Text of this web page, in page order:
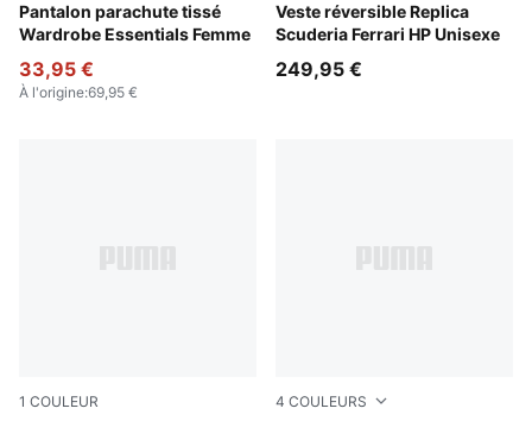
Pantalon parachute tissé
Wardrobe Essentials Femme
Sandstone
33,95 €
À l'origine:69,95 €
Veste réversible Replica
Scuderia Ferrari HP Unisexe
PUMA Red
249,95 €
1 COULEUR 4 COULEURS